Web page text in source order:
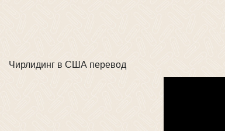
Чирлидинг в США перевод